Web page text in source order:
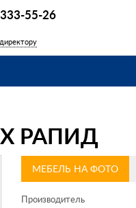
55-26
РАПИД
МЕБЕЛЬ НА ФОТО
Производитель